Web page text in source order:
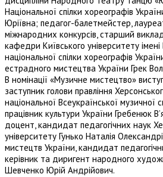
Національної спілки хореографів
Юріївна; педагог-балетмейстер,
міжнародних конкурсів, старший
кафедри Київського університету імені
національної спілки хореографів
естрадного мистецтва України Грек
В номінації «Музичне мистецтво»
заступник голови правління
національної Всеукраїнської музичної
працівник культури України Гребенюк
доцент, кандидат педагогічних наук
університету Гунько Наталія
мистецтв України, кандидат
керівник та диригент народного
Шевченко Юрій Андрійович.